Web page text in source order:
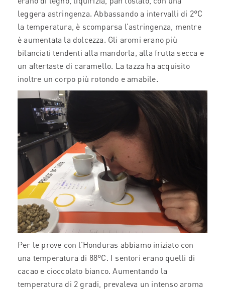
leggera astringenza. Abbassando a intervalli di 2°C
la temperatura, è scomparsa l’astringenza, mentre
è aumentata la dolcezza. Gli aromi erano più
bilanciati tendenti alla mandorla, alla frutta secca e
un aftertaste di caramello. La tazza ha acquisito
inoltre un corpo più rotondo e amabile.
Per le prove con l’Honduras abbiamo iniziato con
una temperatura di 88°C. I sentori erano quelli di
cacao e cioccolato bianco. Aumentando la
temperatura di 2 gradi, prevaleva un intenso aroma